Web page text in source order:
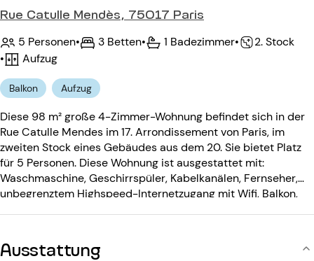
Rue Catulle Mendès, 75017 Paris
5 Personen• 3 Betten• 1 Badezimmer•
2. Stock
•
Aufzug
Balkon Aufzug
Diese 98 m² große 4-Zimmer-Wohnung befindet sich in der
Rue Catulle Mendes im 17. Arrondissement von Paris, im
zweiten Stock eines Gebäudes aus dem 20. Sie bietet Platz
für 5 Personen. Diese Wohnung ist ausgestattet mit:
Waschmaschine, Geschirrspüler, Kabelkanälen, Fernseher,
unbegrenztem Highspeed-Internetzugang mit Wifi, Balkon,
einer Gegensprechanlage, einem Concierge.
Ausstattung